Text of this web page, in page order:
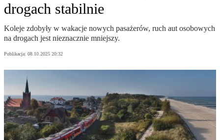
drogach stabilnie
Koleje zdobyły w wakacje nowych pasażerów, ruch aut osobowych
na drogach jest nieznacznie mniejszy.
Publikacja: 08.10.2025 20:32